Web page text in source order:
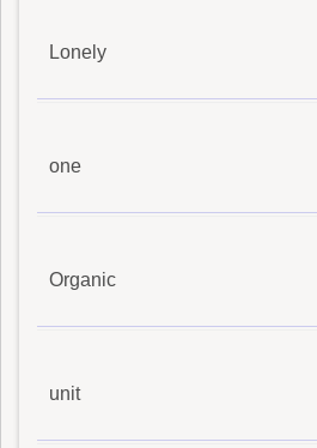
Lonely
one
Organic
unit